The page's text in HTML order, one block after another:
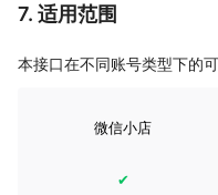
7. 适用范围
本接口在不同账号类型下的
微信小店
✔